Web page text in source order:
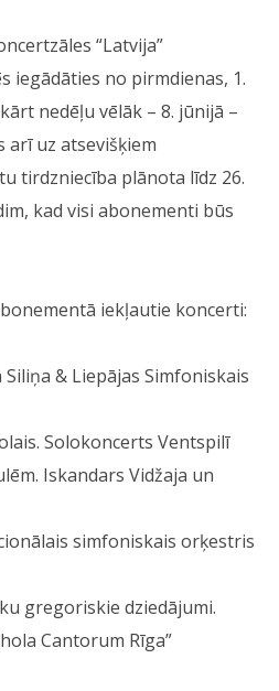
“Latvija”
iegādāties no pirmdienas, 1.
nedēļu vēlāk – 8. jūnijā –
arī uz atsevišķiem
tirdzniecība plānota līdz 26.
kad visi abonementi būs
iekļautie koncerti:
Siliņa & Liepājas Simfoniskais
Solokoncerts Ventspilī
Iskandars Vidžaja un
simfoniskais orķestris
gregoriskie dziedājumi.
Cantorum Rīga”